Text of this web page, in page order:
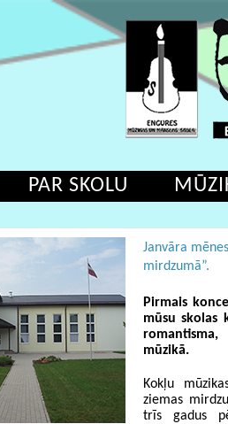
PAR SKOLU
Janvāra
mirdzumā”.
Pirmais
mūsu skolas
mūzikā.
Kokļu
ziemas
trīs gadus